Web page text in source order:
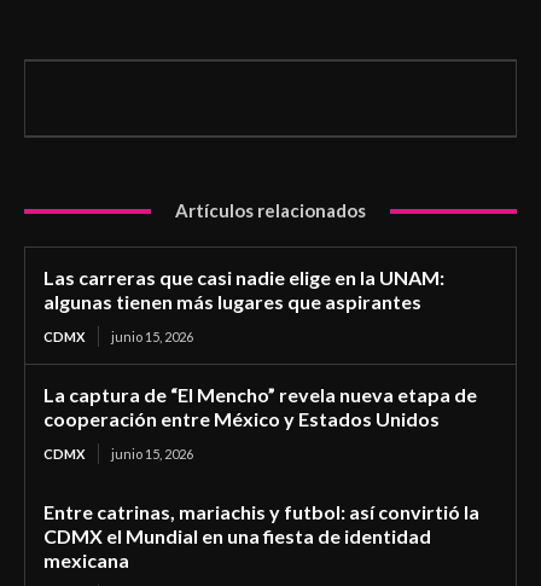
Artículos relacionados
Las carreras que casi nadie elige en la UNAM:
algunas tienen más lugares que aspirantes
CDMX junio 15, 2026
La captura de “El Mencho” revela nueva etapa de
cooperación entre México y Estados Unidos
CDMX junio 15, 2026
Entre catrinas, mariachis y futbol: así convirtió la
CDMX el Mundial en una fiesta de identidad
mexicana